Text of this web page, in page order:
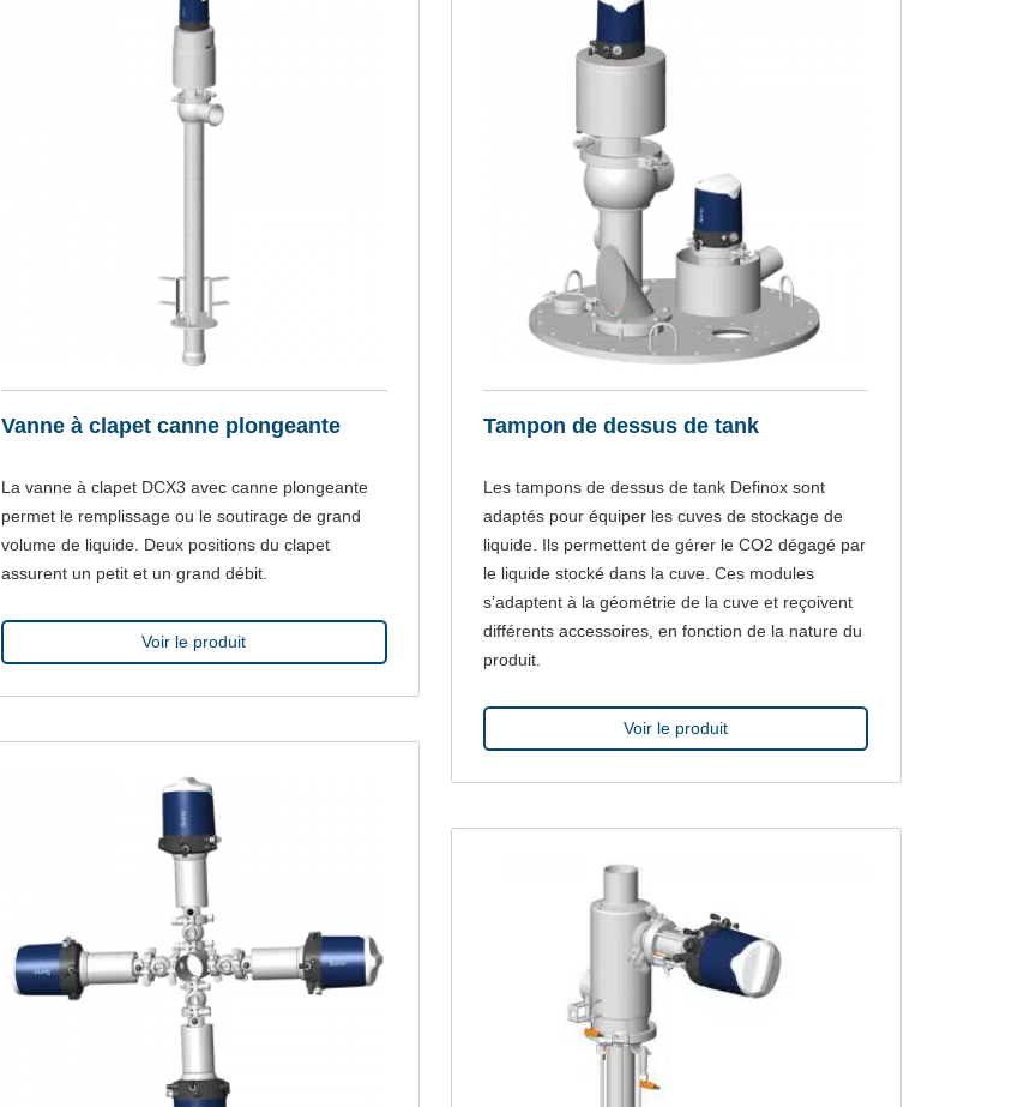
Vanne à clapet canne plongeante
La vanne à clapet DCX3 avec canne plongeante
permet le remplissage ou le soutirage de grand
volume de liquide. Deux positions du clapet
assurent un petit et un grand débit.
Voir le produit
Tampon de dessus de tank
Les tampons de dessus de tank Definox sont
adaptés pour équiper les cuves de stockage de
liquide. Ils permettent de gérer le CO2 dégagé par
le liquide stocké dans la cuve. Ces modules
s’adaptent à la géométrie de la cuve et reçoivent
différents accessoires, en fonction de la nature du
produit.
Voir le produit